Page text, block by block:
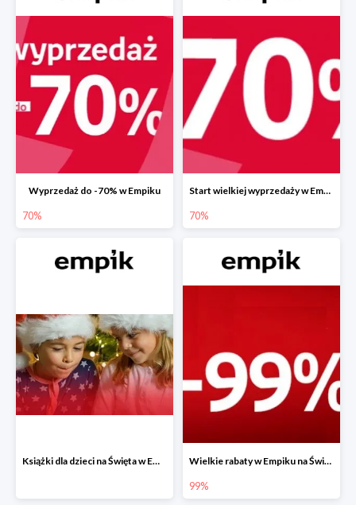
Wyprzedaż do -70% w Empiku
70%
Start wielkiej wyprzedaży w Empiku do -70%
70%
Książki dla dzieci na Święta w Empiku do -40% Wielkie rabaty w Empiku na Święta - piąty produkt -99%
99%